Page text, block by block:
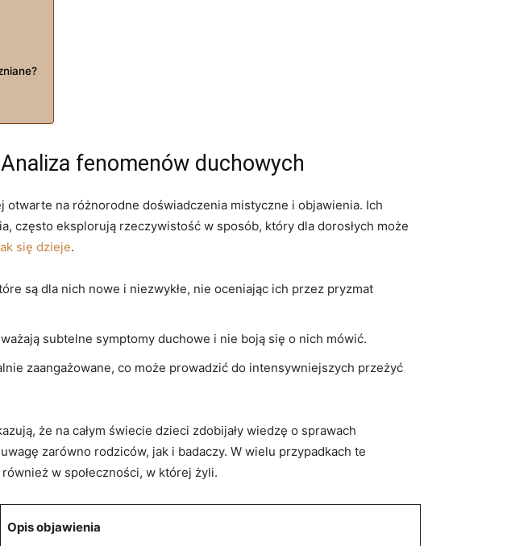
fenomenów​ duchowych
⁤na różnorodne doświadczenia ‌mistyczne i⁢ objawienia. Ich
często eksplorują ⁤rzeczywistość ⁣w sposób, który dla dorosłych może
‌się dzieje.
są dla‍ nich‍ nowe i niezwykłe, nie oceniając ich przez pryzmat
subtelne symptomy duchowe i nie boją się o nich⁣ mówić.
⁢zaangażowane, co może‍ prowadzić ⁣do intensywniejszych⁤ przeżyć
że na ⁣całym świecie dzieci zdobijały wiedzę o sprawach
‌zarówno ⁢rodziców, jak i badaczy. W ⁣wielu przypadkach te
w społeczności, w której żyli.
Opis ‌objawienia